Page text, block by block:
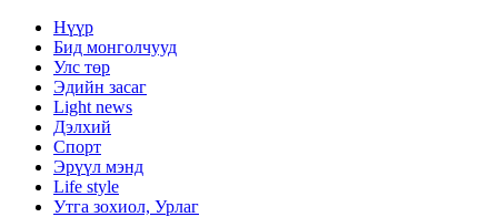
Нүүр
Бид монголчууд
Улс төр
Эдийн засаг
Light news
Дэлхий
Спорт
Эрүүл мэнд
Life style
Утга зохиол, Урлаг